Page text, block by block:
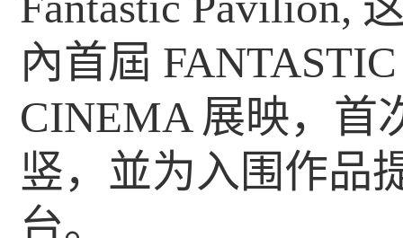
內首屆
CINEMA 展映，首
竖，並为入围作品
台。